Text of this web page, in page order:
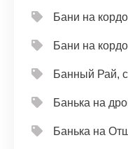
Бани на
Бани на
Банный Рай,
Банька на
Банька на